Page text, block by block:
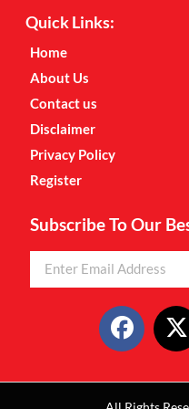
Quick Links:
Home
About Us
Contact us
Disclaimer
Privacy Policy
Register
Subscribe To Our